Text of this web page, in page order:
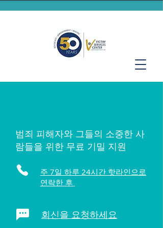
범죄 피해자와 그들의 소중한 사
람들을 위한 무료 기밀 지원
주 7일 하루 24시간 핫라인으로
연락한 후
회신을 요청하세요